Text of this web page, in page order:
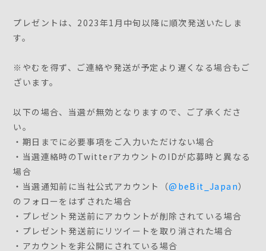
プレゼントは、2023年1月中旬以降に順次発送いたしま
す。
※やむを得ず、ご連絡や発送が予定より遅くなる場合もご
ざいます。
以下の場合、当選が無効となりますので、ご了承くださ
い。
・期日までに必要事項をご入力いただけない場合
・当選連絡時のTwitterアカウントのIDが応募時と異なる
場合
・当選通知前に当社公式アカウント（@beBit_Japan）
のフォローをはずされた場合
・プレゼント発送前にアカウントが削除されている場合
・プレゼント発送前にリツイートを取り消された場合
・アカウントを非公開にされている場合